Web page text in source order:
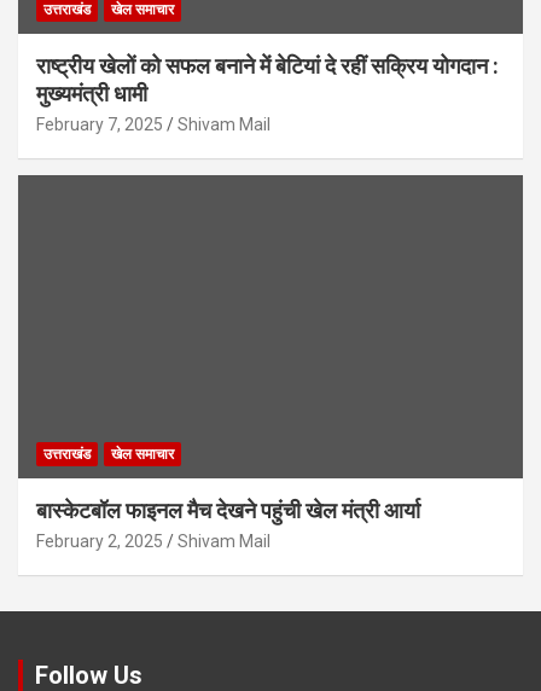
उत्तराखंड खेल समाचार
राष्ट्रीय खेलों को सफल बनाने में बेटियां दे रहीं सक्रिय योगदान :
मुख्यमंत्री धामी
February 7, 2025 Shivam Mail
उत्तराखंड खेल समाचार
बास्केटबॉल फाइनल मैच देखने पहुंची खेल मंत्री आर्या
February 2, 2025 Shivam Mail
Follow Us